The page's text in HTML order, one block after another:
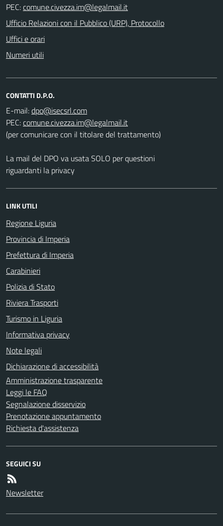
PEC:
Ufficio Relazioni con il Pubblico (URP), Protocollo
Uffici e orari
Numeri utili
CONTATTI D.P.O.
E-mail:
PEC:
(per comunicare con il titolare del trattamento)
La mail del DPO va usata SOLO per questioni
riguardanti la privacy
LINK UTILI
Regione Liguria
Provincia di Imperia
Prefettura di Imperia
Carabinieri
Polizia di Stato
Riviera Trasporti
Turismo in Liguria
Informativa privacy
Note legali
Dichiarazione di accessibilità
Amministrazione trasparente
Leggi le FAQ
Segnalazione disservizio
Prenotazione appuntamento
Richiesta d'assistenza
SEGUICI SU
Newsletter